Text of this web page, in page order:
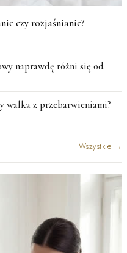
czy rozjaśnianie?
naprawdę różni się od
walka z przebarwieniami?
Wszystkie →